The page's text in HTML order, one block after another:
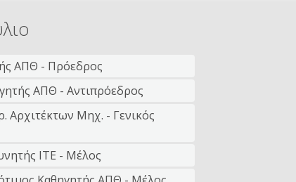
ΑΠΘ - Πρόεδρος
ΑΠΘ - Αντιπρόεδρος
Αρχιτέκτων Μηχ. - Γενικός
ΙΤΕ - Μέλος